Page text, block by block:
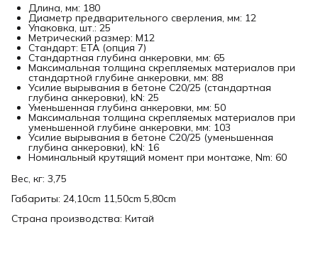
Длина, мм: 180
Диаметр предварительного сверления, мм: 12
Упаковка, шт.: 25
Метрический размер: М12
Стандарт: ETA (опция 7)
Стандартная глубина анкеровки, мм: 65
Максимальная толщина скрепляемых материалов при
стандартной глубине анкеровки, мм: 88
Усилие вырывания в бетоне С20/25 (стандартная
глубина анкеровки), kN: 25
Уменьшенная глубина анкеровки, мм: 50
Максимальная толщина скрепляемых материалов при
уменьшенной глубине анкеровки, мм: 103
Усилие вырывания в бетоне С20/25 (уменьшенная
глубина анкеровки), kN: 16
Номинальный крутящий момент при монтаже, Nm: 60
Вес, кг: 3,75
Габариты: 24,10cm 11,50cm 5,80cm
Страна производства: Китай